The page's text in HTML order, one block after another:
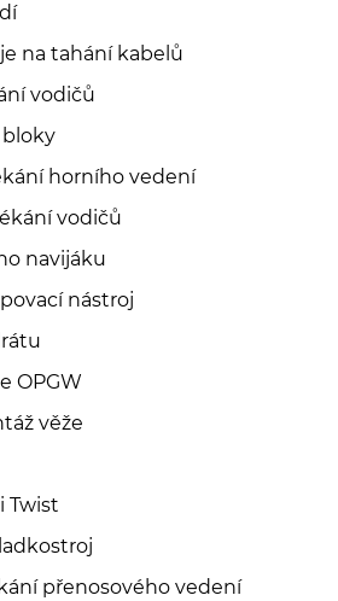
na tahání kabelů
vodičů
bloky
horního vedení
vodičů
navijáku
nástroj
OPGW
věže
Twist
přenosového vedení